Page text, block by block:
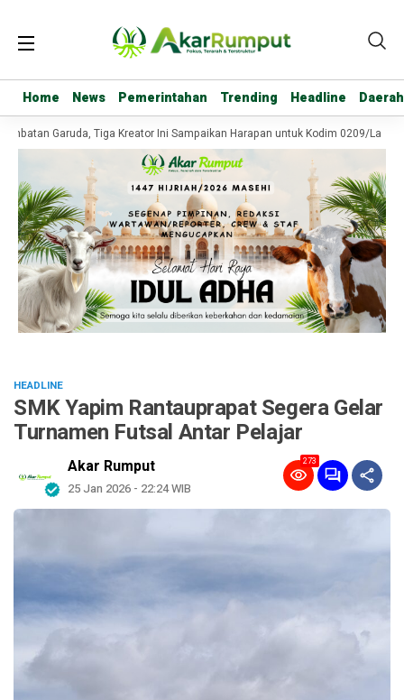
Home News Pemerintahan Trending Headline Daerah
Home News Pemerintahan Trending Headline Daerah
Garuda, Tiga Kreator Ini Sampaikan Harapan untuk Kodim 0209/
HEADLINE
SMK Yapim Rantauprapat Segera Gelar
Turnamen Futsal Antar Pelajar
Akar Rumput
25 Jan 2026 - 22:24 WIB
273